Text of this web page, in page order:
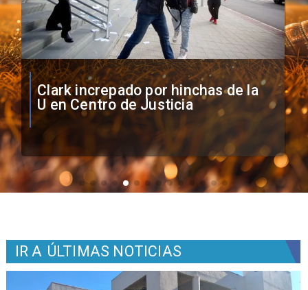
Vozinha firma contrato con Colo
Colo como nuevo arquero
IR A ÚLTIMAS NOTICIAS